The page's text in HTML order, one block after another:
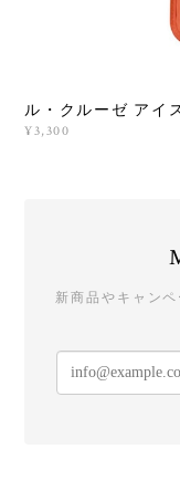
ル・クルーゼ アイ
¥3,300
新商品やキャン